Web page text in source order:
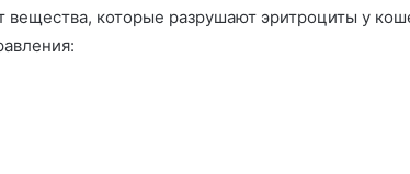
вещества, которые разрушают эритроциты у